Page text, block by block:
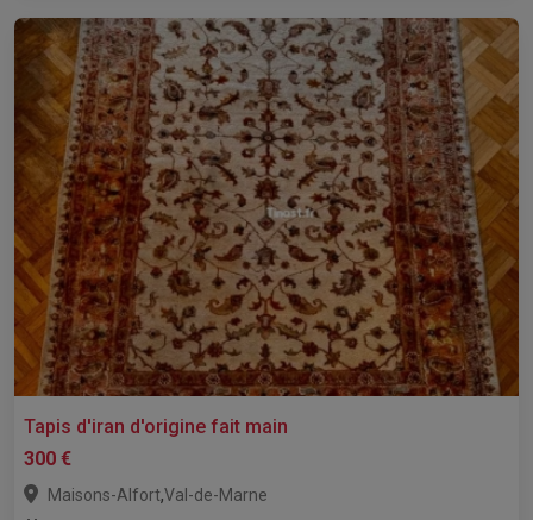
Tapis d'iran d'origine fait main
300 €
Maisons-Alfort,Val-de-Marne